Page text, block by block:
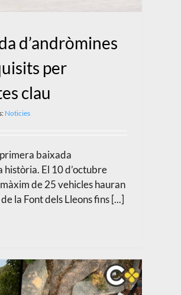
d’andròmines
per
clau
Noticies
baixada
història. El 10 d’octubre
de 25 vehicles hauran
la Font dels Lleons fins [...]